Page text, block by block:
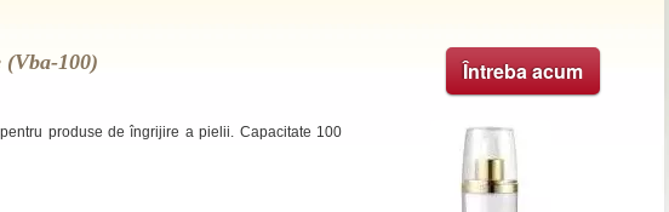
Întreba acum
(vba-100)
produse de îngrijire a pielii. Capacitate 100